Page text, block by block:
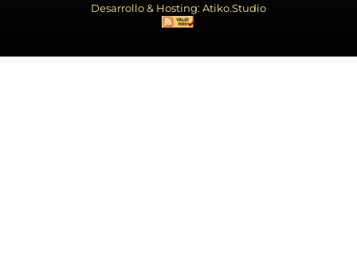
Desarrollo & Hosting: Atiko.Studio